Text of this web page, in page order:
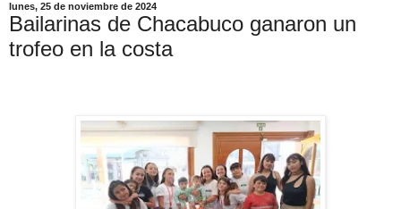
lunes, 25 de noviembre de 2024
Bailarinas de Chacabuco ganaron un
trofeo en la costa